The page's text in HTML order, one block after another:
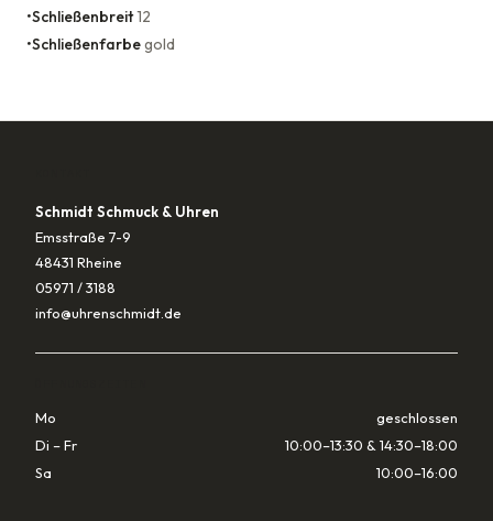
•Schließenbreit12
•Schließenfarbegold
Schmidt Schmuck & Uhren
Emsstraße 7-9
48431 Rheine
05971 / 3188
info@uhrenschmidt.de
Mo
geschlossen
Di – Fr
10:00–13:30 & 14:30–18:00
Sa
10:00–16:00